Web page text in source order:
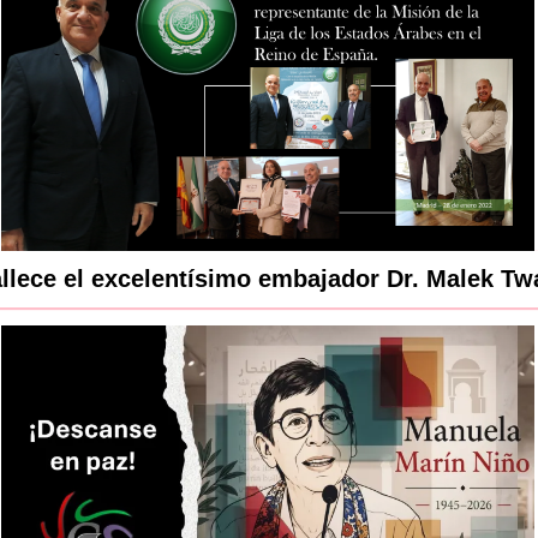
el excelentísimo embajador Dr. Malek